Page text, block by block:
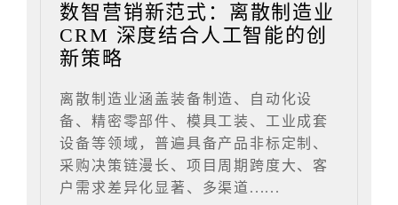
数智营销新范式：离散制造业
CRM 深度结合人工智能的创
新策略
离散制造业涵盖装备制造、自动化设
备、精密零部件、模具工装、工业成套
设备等领域，普遍具备产品非标定制、
采购决策链漫长、项目周期跨度大、客
户需求差异化显著、多渠道......